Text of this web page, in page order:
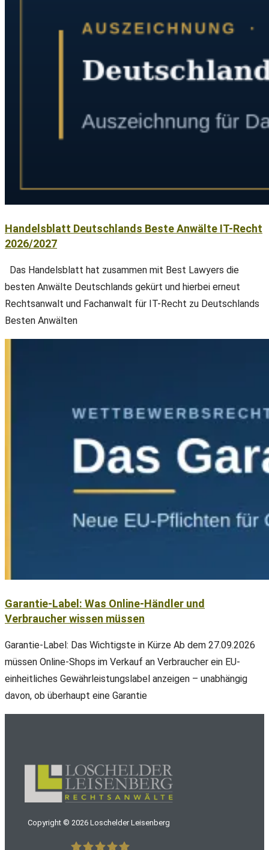
Handelsblatt Deutschlands Beste Anwälte IT-Recht
2026/2027
Das Handelsblatt hat zusammen mit Best Lawyers die
besten Anwälte Deutschlands gekürt und hierbei erneut
Rechtsanwalt und Fachanwalt für IT-Recht zu Deutschlands
Besten Anwälten
Garantie-Label: Was Online-Händler und
Verbraucher wissen müssen
Garantie-Label: Das Wichtigste in Kürze Ab dem 27.09.2026
müssen Online-Shops im Verkauf an Verbraucher ein EU-
einheitliches Gewährleistungslabel anzeigen – unabhängig
davon, ob überhaupt eine Garantie
Copyright ©2026 Loschelder Leisenberg